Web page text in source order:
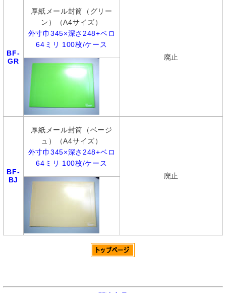
BF-
GR
厚紙メール封筒（グリー
ン）（A4サイズ）
外寸巾345×深さ248+ベロ
64ミリ 100枚/ケース
廃止
BF-
BJ
厚紙メール封筒（ベージ
ュ）（A4サイズ）
外寸巾345×深さ248+ベロ
64ミリ 100枚/ケース
廃止